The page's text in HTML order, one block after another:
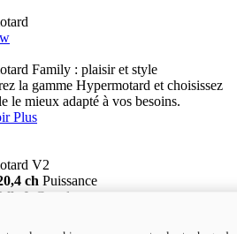
Family : plaisir et style
la gamme Hypermotard et choisissez
le mieux adapté à vos besoins.
Plus
V2
ch Puissance
lb-ft
Couple